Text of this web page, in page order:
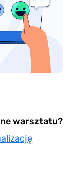
warsztatu?